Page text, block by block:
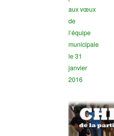
aux vœux
de
l’équipe
municipale
le 31
janvier
2016